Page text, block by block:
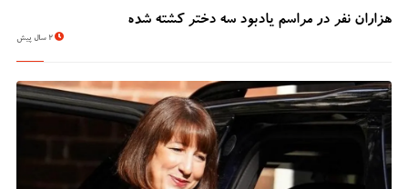
هزاران نفر در مراسم یادبود سه دختر کشته شده
2 سال پیش